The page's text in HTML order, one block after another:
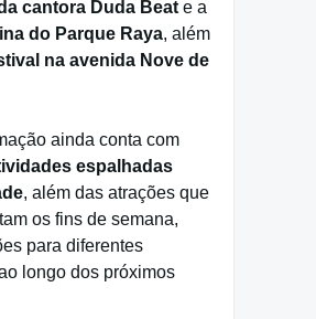
cantora Duda Beat e a
do Parque Raya, além
na avenida Nove de
ainda conta com
espalhadas
, além das atrações que
os fins de semana,
para diferentes
longo dos próximos